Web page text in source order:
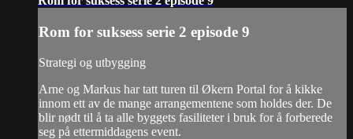
Rom for suksess serie 2 episode 9
Strategi og utbygging
Arne og Markus har tatt turen til Økern Portal for å kikke
innom ett av de mange arrangementene som holdes der. De
blir nødt til å ta alle byggets fasiliteter i bruk for å forberede
seg på ettermiddagens event.